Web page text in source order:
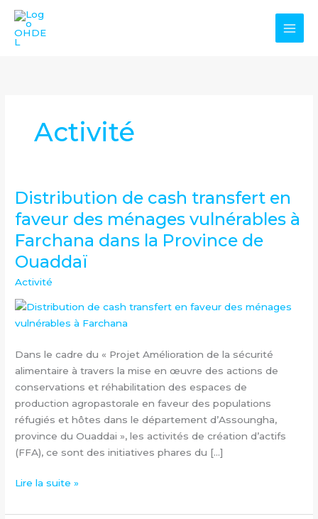
contenu
Activité
Distribution de cash transfert en
faveur des ménages vulnérables à
Farchana dans la Province de
Ouaddaï
Activité
Dans le cadre du « Projet Amélioration de la sécurité
alimentaire à travers la mise en œuvre des actions de
conservations et réhabilitation des espaces de
production agropastorale en faveur des populations
réfugiés et hôtes dans le département d’Assoungha,
province du Ouaddai », les activités de création d’actifs
(FFA), ce sont des initiatives phares du […]
Distribution
de
cash
transfert
en
faveur
ménages
vulnérables
Farchana
dans
la
Province
de
Ouaddaï
Lire la suite »